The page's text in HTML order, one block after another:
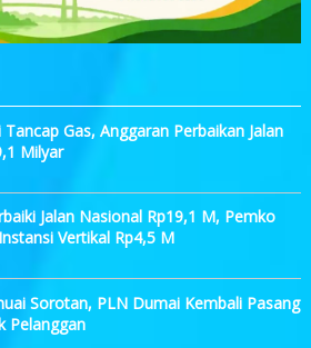
Gas, Anggaran Perbaikan Jalan
Milyar
Jalan Nasional Rp19,1 M, Pemko
Vertikal Rp4,5 M
Sorotan, PLN Dumai Kembali Pasang
Pelanggan